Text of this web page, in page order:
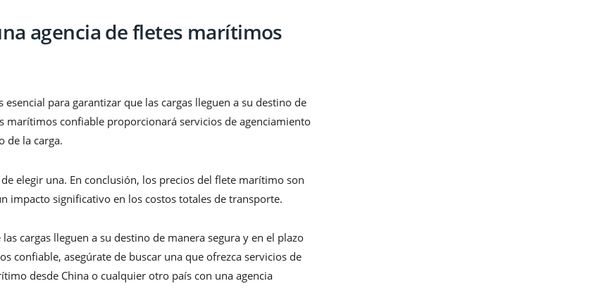
agencia de fletes marítimos
para garantizar que las cargas lleguen a su destino de
marítimos confiable proporcionará servicios de agenciamiento
de la carga.
elegir una. En conclusión, los precios del flete marítimo son
impacto significativo en los costos totales de transporte.
cargas lleguen a su destino de manera segura y en el plazo
confiable, asegúrate de buscar una que ofrezca servicios de
desde China o cualquier otro país con una agencia